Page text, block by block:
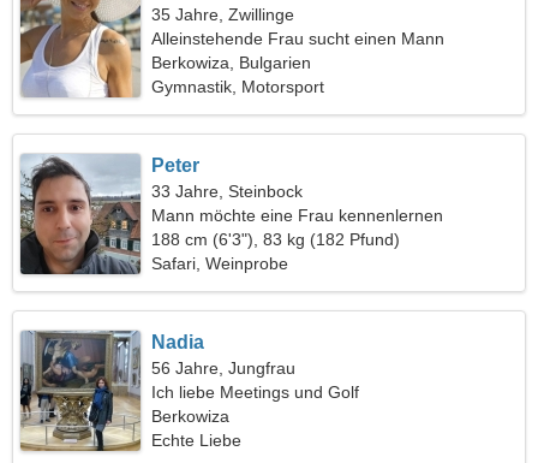
35 Jahre, Zwillinge
Alleinstehende Frau sucht einen Mann
Berkowiza, Bulgarien
Gymnastik, Motorsport
Peter
33 Jahre, Steinbock
Mann möchte eine Frau kennenlernen
188 cm (6'3"), 83 kg (182 Pfund)
Safari, Weinprobe
Nadia
56 Jahre, Jungfrau
Ich liebe Meetings und Golf
Berkowiza
Echte Liebe